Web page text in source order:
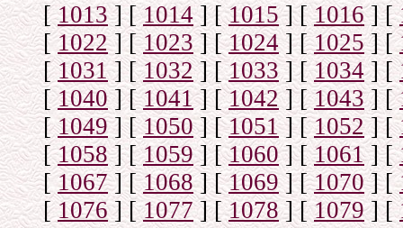
[1013] [1014] [1015] [1016] [
[1022] [1023] [1024 ] [1025] [
[1031] [1032] [1033] [1034] [
[1040] [1041] [1042] [1043] [
[1049] [1050] [1051] [1052] [
[1058] [1059] [1060] [1061] [
[1067] [1068] [1069] [1070] [
[1076] [1077] [1078] [1079] [